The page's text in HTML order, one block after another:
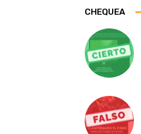
CHEQUEA